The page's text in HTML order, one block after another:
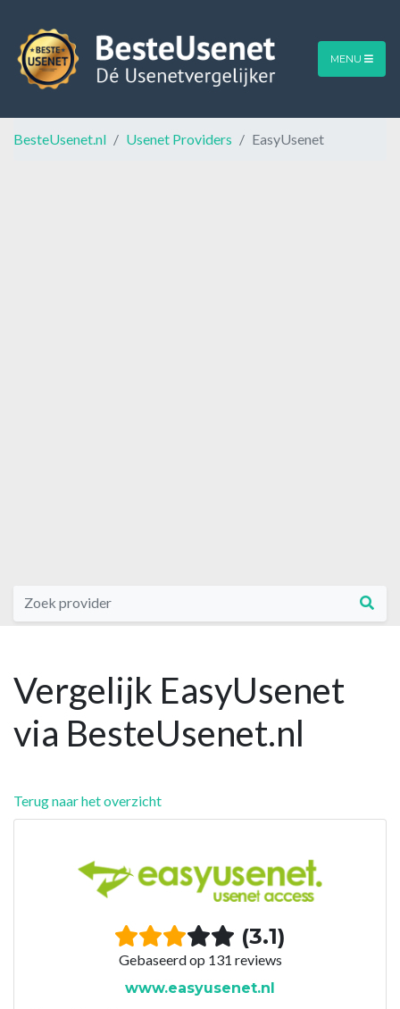
MENU
BesteUsenet.nl Usenet Providers EasyUsenet
Vergelijk EasyUsenet
via BesteUsenet.nl
Terug naar het overzicht
(3.1)
Gebaseerd op 131 reviews
www.easyusenet.nl